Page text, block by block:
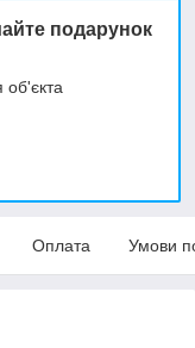
подарунок
об'єкта
Оплата Умови